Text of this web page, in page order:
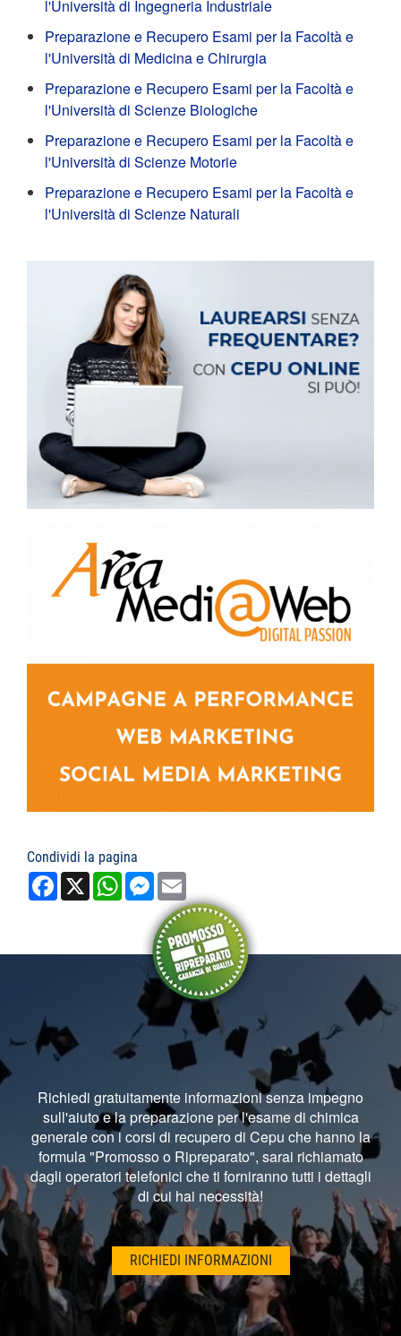
l'Università di Ingegneria Industriale
Preparazione e Recupero Esami per la Facoltà e
l'Università di Medicina e Chirurgia
Preparazione e Recupero Esami per la Facoltà e
l'Università di Scienze Biologiche
Preparazione e Recupero Esami per la Facoltà e
l'Università di Scienze Motorie
Preparazione e Recupero Esami per la Facoltà e
l'Università di Scienze Naturali
Condividi la pagina
Facebook
X WhatsAppMessenger
Richiedi gratuitamente informazioni senza impegno
sull'aiuto e la preparazione per l'esame di chimica
generale con i corsi di recupero di Cepu che hanno la
formula "Promosso o Ripreparato", sarai richiamato
dagli operatori telefonici che ti forniranno tutti i dettagli
di cui hai necessità!
RICHIEDI INFORMAZIONI